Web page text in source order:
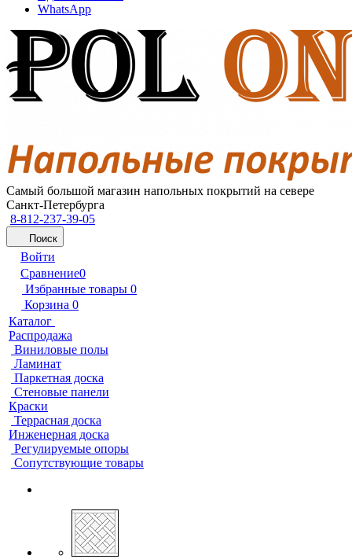
WhatsApp
Самый большой магазин напольных покрытий на севере
Санкт-Петербурга
8-812-237-39-05
Поиск
Войти
Сравнение0
Избранные товары 0
Корзина 0
Каталог
Распродажа
Виниловые полы
Ламинат
Паркетная доска
Стеновые панели
Краски
Террасная доска
Инженерная доска
Регулируемые опоры
Сопутствующие товары